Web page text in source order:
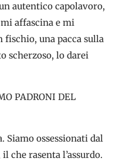
autentico capolavoro,
affascina e mi
fischio, una pacca sulla
scherzoso, lo darei
PADRONI DEL
Siamo ossessionati dal
che rasenta l’assurdo.